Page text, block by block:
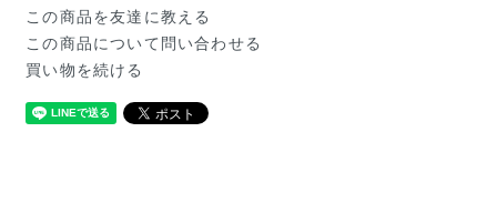
この商品を友達に教える
この商品について問い合わせる
買い物を続ける